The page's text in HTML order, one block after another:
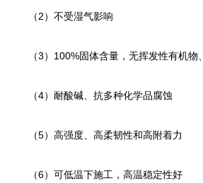
（2）不受湿气影响
（3）100%固体含量，无挥发性有机物
（4）耐酸碱、抗多种化学品腐蚀
（5）高强度、高柔韧性和高附着力
（6）可低温下施工，高温稳定性好